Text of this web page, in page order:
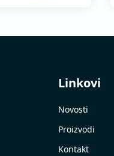
Linkovi
Novosti
Proizvodi
Kontakt